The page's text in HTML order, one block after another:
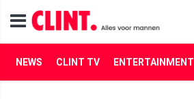
NEWS CLINT TV ENTERTAINMENT